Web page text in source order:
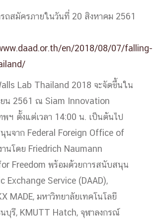
ถสมัครภายในวันที่ 20 สิงหาคม 2561
en/2018/08/07/falling-
Lab Thailand 2018 จะจัดขึ้นใน
น 2561 ณ Siam Innovation
ฯ ตั้งแต่เวลา 14:00 น. เป็นต้นไป
นจาก Federal Foreign Office of
นโดย Friedrich Naumann
Freedom พร้อมด้วยการสนับสนุน
Exchange Service (DAAD),
MADE, มหาวิทยาลัยเทคโนโลยี
บุรี, KMUTT Hatch, จุฬาลงกรณ์